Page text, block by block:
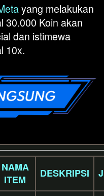
yang melakukan
30.000 Koin akan
dan istimewa
10x.
NAMA
ITEM
DESKRIPSI